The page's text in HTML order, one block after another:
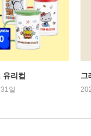
리컵
일
그